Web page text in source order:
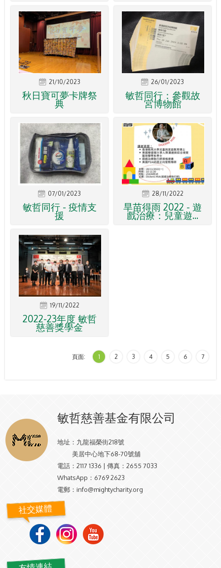
21/10/2023
秋日寶可夢卡牌祭
典
26/01/2023
敏哲同行：參觀故
宮博物館
07/01/2023
敏哲同行 - 疫情支
援
28/11/2022
旱苗得雨 2022 - 遊
戲治療：兒童遊...
19/11/2022
2022-23年度 敏哲
慈善獎學金
頁面: 1 2 3 4 5 6 7
敏哲慈善基金有限公司
地址： 九龍福榮街218號
美居中心地下68-70號舖
電話： 2117 1336 | 傳真：2655 7033
WhatsApp： 6769 2623
電郵： info@mightycharity.org
社交媒體